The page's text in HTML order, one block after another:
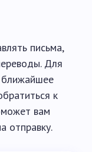
письма,
Для
ближайшее
к
вам
отправку.